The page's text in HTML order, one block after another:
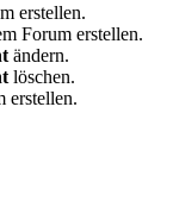
erstellen.
Forum erstellen.
ändern.
löschen.
erstellen.